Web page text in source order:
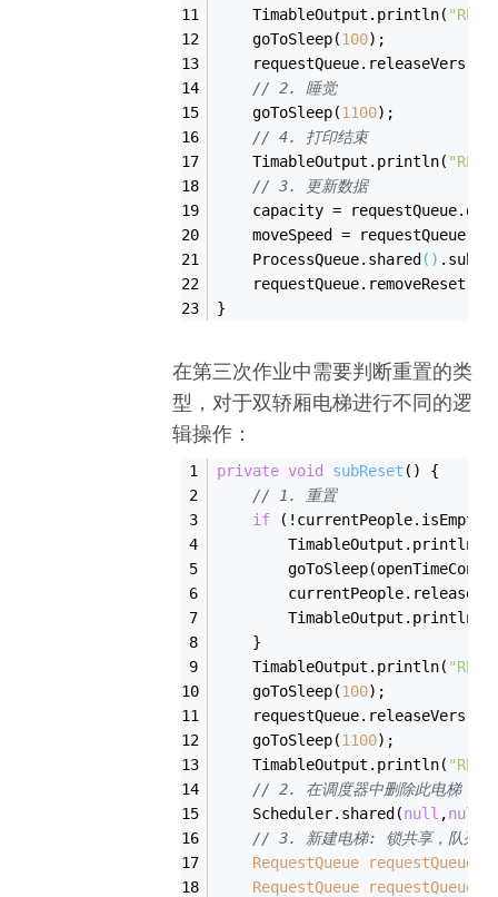
TimableOutput . println(
    go
ToSleep(100) ;
    requestQueue.release
Vers()
// 2. 睡觉
    go
ToSleep(1100) ;
// 4. 打印结束
TimableOutput . println(
// 3. 更新数据
    capacity = requestQueue.get
moveSpeed =
ProcessQueue. shared () .sub
    requestQueue.remove
Reset()
}
在第三次作业中需要判断重置的类
型，对于双轿厢电梯进行不同的逻
辑操作：
private void subReset ()
{
// 1. 重置
if
        TimableOutput.println(
        TimableOutput.println(
    }
    TimableOutput.println(
    goToSleep(
100);
    requestQueue.releaseVers();
    goToSleep(
1100);
    TimableOutput.println(
// 2. 在调度器中删除此电梯，及
    Scheduler.shared(
null ,null
// 3. 新建电梯: 锁共享，队列提
RequestQueue
requestQueueA
RequestQueue
requestQueueB